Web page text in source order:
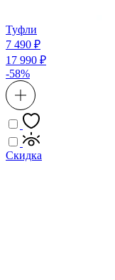
Туфли
7 490 ₽
17 990 ₽
-58%
Скидка